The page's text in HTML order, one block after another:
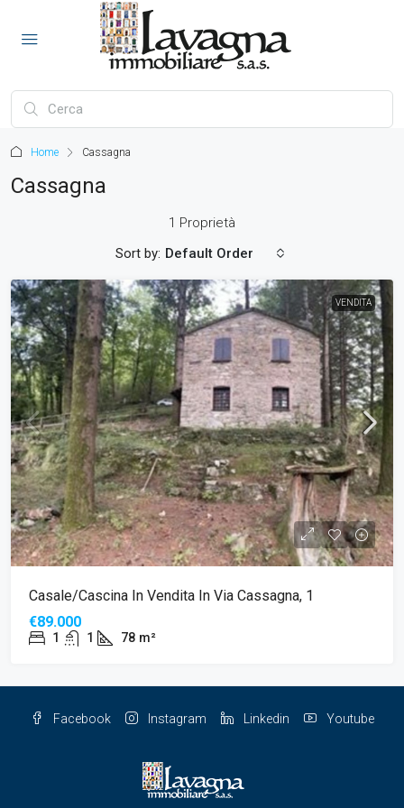
Home Cassagna
Cassagna
1 Proprietà
Sort by: Default Order
VENDITA
Casale/cascina In Vendita In Via Cassagna, 1
€89.000
1 1 78 m²
Facebook Instagram Linkedin Youtube